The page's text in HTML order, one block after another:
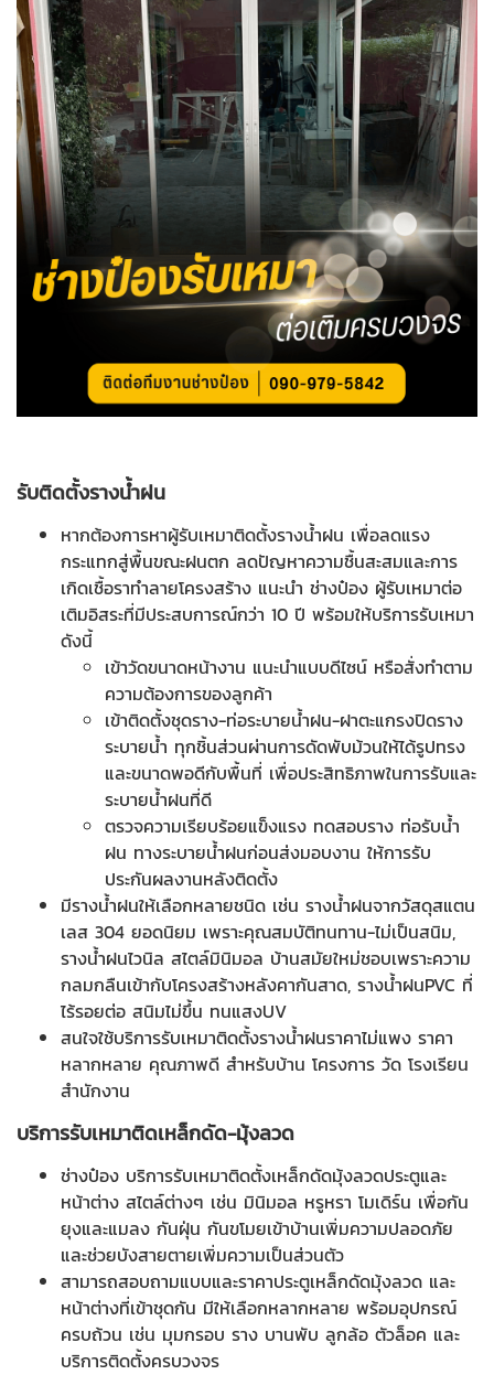
รับติดตั้งรางน้ำฝน
หากต้องการหาผู้รับเหมาติดตั้งรางน้ำฝน เพื่อลดแรง
กระแทกสู่พื้นขณะฝนตก ลดปัญหาความชื้นสะสมและการ
เกิดเชื้อราทำลายโครงสร้าง แนะนำ ช่างป๋อง ผู้รับเหมาต่อ
เติมอิสระที่มีประสบการณ์กว่า 10 ปี พร้อมให้บริการรับเหมา
ดังนี้
เข้าวัดขนาดหน้างาน แนะนำแบบดีไซน์ หรือสั่งทำตาม
ความต้องการของลูกค้า
เข้าติดตั้งชุดราง-ท่อระบายน้ำฝน-ฝาตะแกรงปิดราง
ระบายน้ำ ทุกชิ้นส่วนผ่านการดัดพับม้วนให้ได้รูปทรง
และขนาดพอดีกับพื้นที่ เพื่อประสิทธิภาพในการรับและ
ระบายน้ำฝนที่ดี
ตรวจความเรียบร้อยแข็งแรง ทดสอบราง ท่อรับน้ำ
ฝน ทางระบายน้ำฝนก่อนส่งมอบงาน ให้การรับ
ประกันผลงานหลังติดตั้ง
มีรางน้ำฝนให้เลือกหลายชนิด เช่น รางน้ำฝนจากวัสดุสแตน
เลส 304 ยอดนิยม เพราะคุณสมบัติทนทาน-ไม่เป็นสนิม,
รางน้ำฝนไวนิล สไตล์มินิมอล บ้านสมัยใหม่ชอบเพราะความ
กลมกลืนเข้ากับโครงสร้างหลังคากันสาด, รางน้ำฝนPVC ที่
ไร้รอยต่อ สนิมไม่ขึ้น ทนแสงUV
สนใจใช้บริการรับเหมาติดตั้งรางน้ำฝนราคาไม่แพง ราคา
หลากหลาย คุณภาพดี สำหรับบ้าน โครงการ วัด โรงเรียน
สำนักงาน
บริการรับเหมาติดเหล็กดัด-มุ้งลวด
ช่างป๋อง บริการรับเหมาติดตั้งเหล็กดัดมุ้งลวดประตูและ
หน้าต่าง สไตล์ต่างๆ เช่น มินิมอล หรูหรา โมเดิร์น เพื่อกัน
ยุงและแมลง กันฝุ่น กันขโมยเข้าบ้านเพิ่มความปลอดภัย
และช่วยบังสายตายเพิ่มความเป็นส่วนตัว
สามารถสอบถามแบบและราคาประตูเหล็กดัดมุ้งลวด และ
หน้าต่างที่เข้าชุดกัน มีให้เลือกหลากหลาย พร้อมอุปกรณ์
ครบถ้วน เช่น มุมกรอบ ราง บานพับ ลูกล้อ ตัวล็อค และ
บริการติดตั้งครบวงจร